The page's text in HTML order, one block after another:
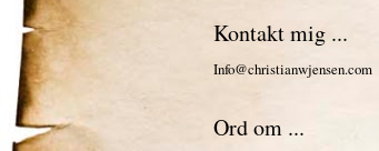
Kontakt mig ...
Info@christianwjensen.com
Ord om ...